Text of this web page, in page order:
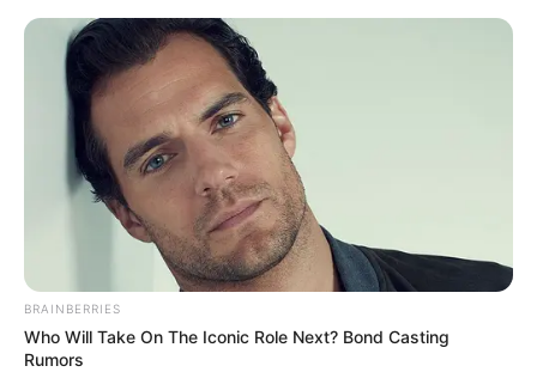
BRAINBERRIES
Who Will Take On The Iconic Role Next? Bond Casting
Rumors